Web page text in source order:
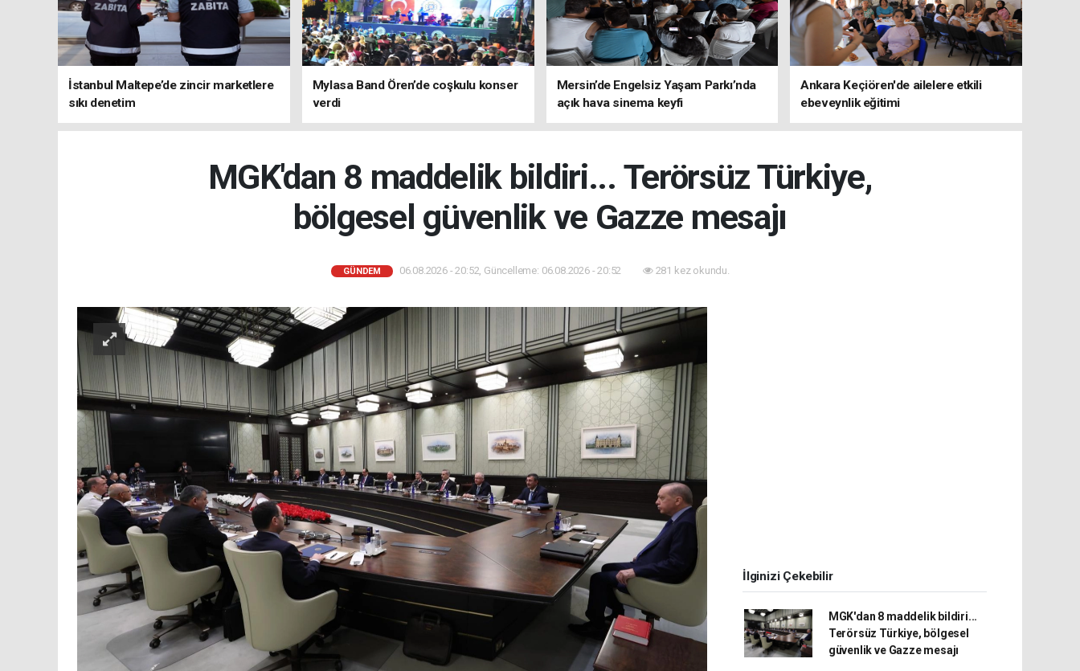
İstanbul Maltepe’de zincir marketlere
sıkı denetim
Mylasa Band Ören’de coşkulu konser
verdi
Mersin’de Engelsiz Yaşam Parkı’nda
açık hava sinema keyfi
Ankara Keçiören'de ailelere etkili
ebeveynlik eğitimi
MGK'dan 8 maddelik bildiri... Terörsüz Türkiye,
bölgesel güvenlik ve Gazze mesajı
GÜNDEM 06.08.2026 - 20:52, Güncelleme: 06.08.2026 - 20:52 281 kez okundu.
İlginizi Çekebilir
MGK'dan 8 maddelik bildiri...
Terörsüz Türkiye, bölgesel
güvenlik ve Gazze mesajı